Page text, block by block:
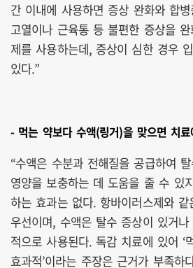
간 이내에 사용하면 증상 완화와 합
고열이나 근육통 등 불편한 증상을
제를 사용하는데, 증상이 심한 경우
있다.”
- 먹는 약보다 수액(링거)을 맞으면 치
“수액은 수분과 전해질을 공급하여
영양을 보충하는 데 도움을 줄 수 있
하는 효과는 없다. 항바이러스제와
우선이며, 수액은 탈수 증상이 있거
적으로 사용된다. 독감 치료에 있어 ‘
효과적’이라는 주장은 근거가 부족하